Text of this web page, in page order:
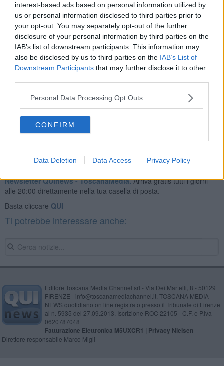
interest-based ads based on personal information utilized by
us or personal information disclosed to third parties prior to
your opt-out. You may separately opt-out of the further
disclosure of your personal information by third parties on the
IAB’s list of downstream participants. This information may
also be disclosed by us to third parties on the IAB’s List of
Downstream Participants that may further disclose it to other
Personal Data Processing Opt Outs
CONFIRM
Data Deletion Data Access Privacy Policy
PONTEDERA —Appuntamento con l'estremo orientesabato 14
marzoalle 16,30 al centro Poliedro in piazza Berlinguer, dove
l’associazioneSenza Confiniorganizza l'incontro dal titolo
Indonesia, un viaggio attraverso la solidarietà e la dignità del
lavoro.
Durante il pomeriggio, l’Emporio Equo Solidaleracconterà il suo
progetto in Indonesia. A seguire, aperitivo.
Newsletter QUInews - ToscanaMedia.Arriva gratis tutti i giorni
alle 20:00 direttamente nella tua casella di posta.
Basta cliccare QUI
Ti potrebbe interessare anche:
Editore Toscana Media Channel srl - Via Dei Martelli, 8 - 50129
FIRENZE - info@toscanamediachannel.it. TOSCANA MEDIA
NEWS quotidiano on line registrato presso il Tribunale di Firenze
al n. 5935 del 27.09.2013. Iscrizione ROC 22105 - C.F. e P.Iva
0620787048
Fatturazione Elettronica M5UXCR1 | Privacy Nielsen
Direttore responsabile Marco Migli